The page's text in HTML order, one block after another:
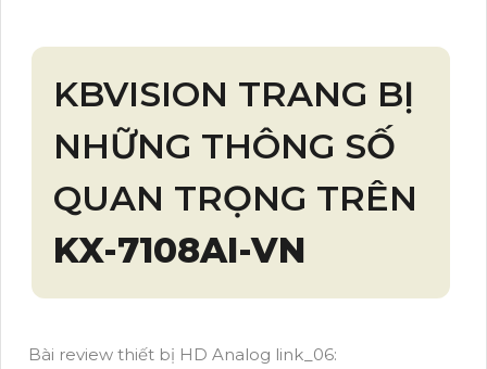
KBVISION TRANG BỊ
NHỮNG THÔNG SỐ
QUAN TRỌNG TRÊN
KX-7108AI-VN
Bài review thiết bị HD Analog link_06: